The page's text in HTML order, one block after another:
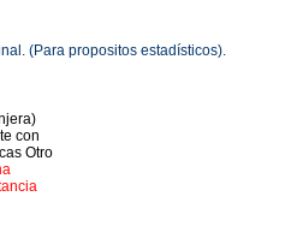
(Para propositos estadísticos).
con
Otro